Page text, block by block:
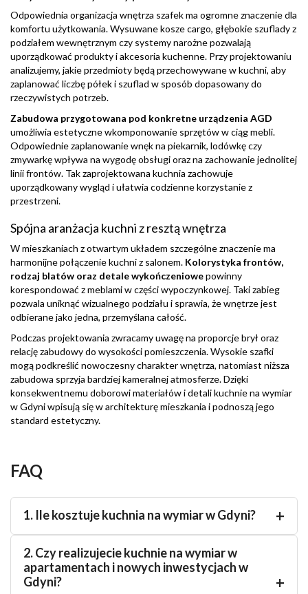
Odpowiednia organizacja wnętrza szafek ma ogromne znaczenie dla
komfortu użytkowania. Wysuwane kosze cargo, głębokie szuflady z
podziałem wewnętrznym czy systemy narożne pozwalają
uporządkować produkty i akcesoria kuchenne. Przy projektowaniu
analizujemy, jakie przedmioty będą przechowywane w kuchni, aby
zaplanować liczbę półek i szuflad w sposób dopasowany do
rzeczywistych potrzeb.
Zabudowa przygotowana pod konkretne urządzenia AGD
umożliwia estetyczne wkomponowanie sprzętów w ciąg mebli.
Odpowiednie zaplanowanie wnęk na piekarnik, lodówkę czy
zmywarkę wpływa na wygodę obsługi oraz na zachowanie jednolitej
linii frontów. Tak zaprojektowana kuchnia zachowuje
uporządkowany wygląd i ułatwia codzienne korzystanie z
przestrzeni.
Spójna aranżacja kuchni z resztą wnętrza
W mieszkaniach z otwartym układem szczególne znaczenie ma
harmonijne połączenie kuchni z salonem. Kolorystyka frontów,
rodzaj blatów oraz detale wykończeniowepowinny
korespondować z meblami w części wypoczynkowej. Taki zabieg
pozwala uniknąć wizualnego podziału i sprawia, że wnętrze jest
odbierane jako jedna, przemyślana całość.
Podczas projektowania zwracamy uwagę na proporcje brył oraz
relację zabudowy do wysokości pomieszczenia. Wysokie szafki
mogą podkreślić nowoczesny charakter wnętrza, natomiast niższa
zabudowa sprzyja bardziej kameralnej atmosferze. Dzięki
konsekwentnemu doborowi materiałów i detali kuchnie na wymiar
w Gdyni wpisują się w architekturę mieszkania i podnoszą jego
standard estetyczny.
FAQ
1. Ile kosztuje kuchnia na wymiar w Gdyni?
2. Czy realizujecie kuchnie na wymiar w
apartamentach i nowych inwestycjach w
Gdyni?